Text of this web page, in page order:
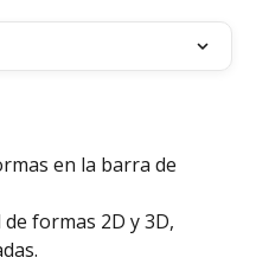
en la barra de
formas 2D y 3D,